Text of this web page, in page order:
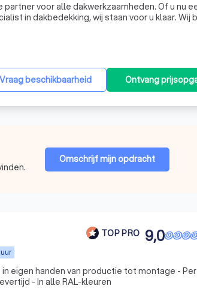
voor alle dakwerkzaamheden. Of u nu
in dakbedekking, wij staan voor u klaar. Wij
Vraag beschikbaarheid Ontvang
Omschrijf mijn opdracht
TOP PRO 9,0
eigen handen van productie tot montage -
- In alle RAL-kleuren